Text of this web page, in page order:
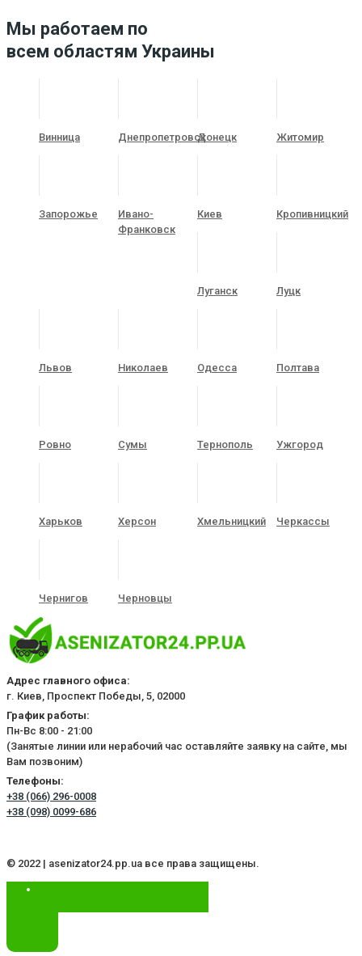
Мы работаем по
всем областям Украины
Винница ДнепропетровскДонецк Житомир
Запорожье
Ивано-
Франковск
Киев Кропивницкий
Луганск Луцк
Львов Николаев Одесса Полтава
Ровно Сумы Тернополь Ужгород
Харьков Херсон Хмельницкий Черкассы
Чернигов Черновцы
Адрес главного офиса:
г. Киев, Проспект Победы, 5, 02000
График работы:
Пн-Вс 8:00 - 21:00
(Занятые линии или нерабочий час оставляйте заявку на сайте, мы
Вам позвоним)
Телефоны:
+38 (066) 296-0008
+38 (098) 0099-686
© 2022 | asenizator24.pp.ua все права защищены.